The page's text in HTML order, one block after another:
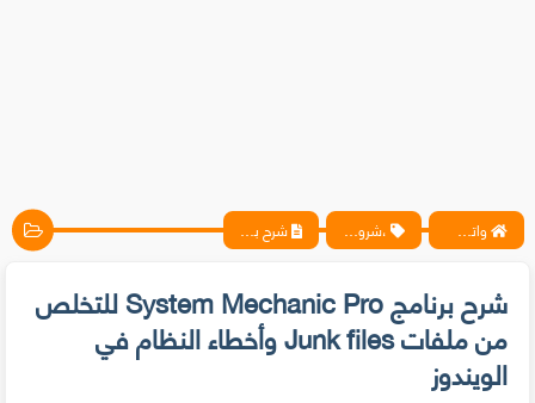
واتس آب ، فيسبوك ، أنترنت ، شروحات تقنية حصرية - المحترف ،شروحات شرح برنامج System Mechanic Pro للتخلص من ملفات Junk files وأخطاء النظام في الويندوز
شرح برنامج System Mechanic Pro للتخلص
من ملفات Junk files وأخطاء النظام في
الويندوز